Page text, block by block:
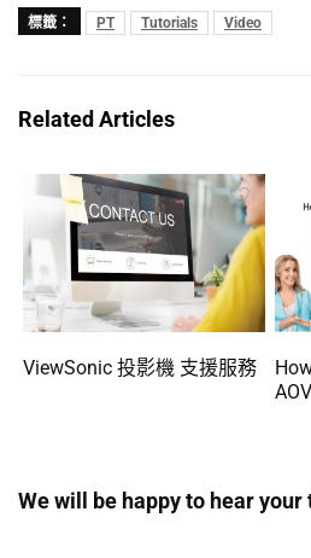
標籤： PT Tutorials Video
Related Articles
ViewSonic 投影機 支援服務
We will be happy to hear your